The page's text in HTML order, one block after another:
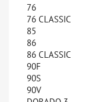
76
76 CLASSIC
85
86
86 CLASSIC
90F
90S
90V